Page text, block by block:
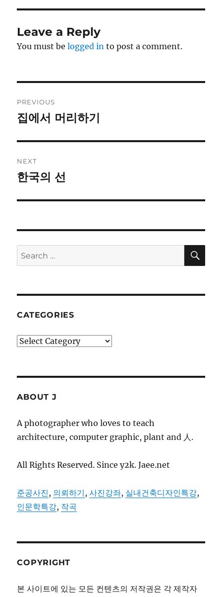
Leave a Reply
You must belogged in to post a comment.
navigation
PREVIOUS
Previous
집에서 머리하기
NEXT
Next
한국의 선
Search
for:
CATEGORIES
Categories
ABOUT J
A photographer who loves to teach
architecture, computer graphic, plant and 人.
All Rights Reserved. Since y2k. Jaee.net
준공사진, 의뢰하기,사진강좌, 실내건축디자인특강,
인문학특강, 작곡
COPYRIGHT
본 사이트에 있는 모든 컨텐츠의 저작권은 각 제작자